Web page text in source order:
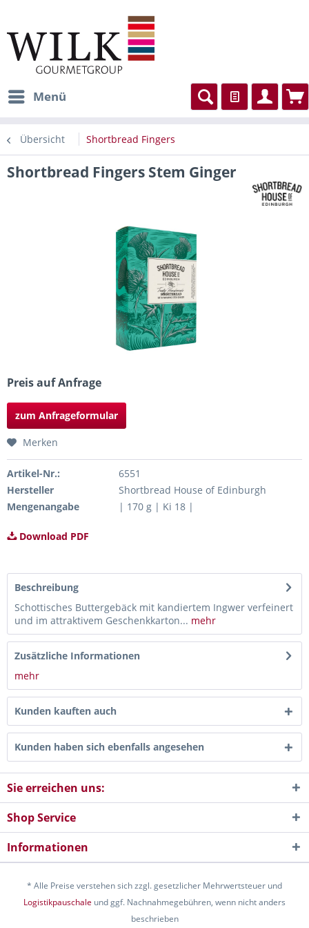
Menü
Übersicht Shortbread Fingers
Shortbread Fingers Stem Ginger
Preis auf Anfrage
zum Anfrageformular
Merken
Artikel-Nr.:
6551
Hersteller
Shortbread House of Edinburgh
Mengenangabe
| 170 g | Ki 18 |
Download PDF
Beschreibung
Schottisches Buttergebäck mit kandiertem Ingwer verfeinert
und im attraktivem Geschenkkarton... mehr
Zusätzliche Informationen
mehr
Kunden kauften auch
Kunden haben sich ebenfalls angesehen
Sie erreichen uns:
Shop Service
Informationen
* Alle Preise verstehen sich zzgl. gesetzlicher Mehrwertsteuer und
Logistikpauschale und ggf. Nachnahmegebühren, wenn nicht anders
beschrieben